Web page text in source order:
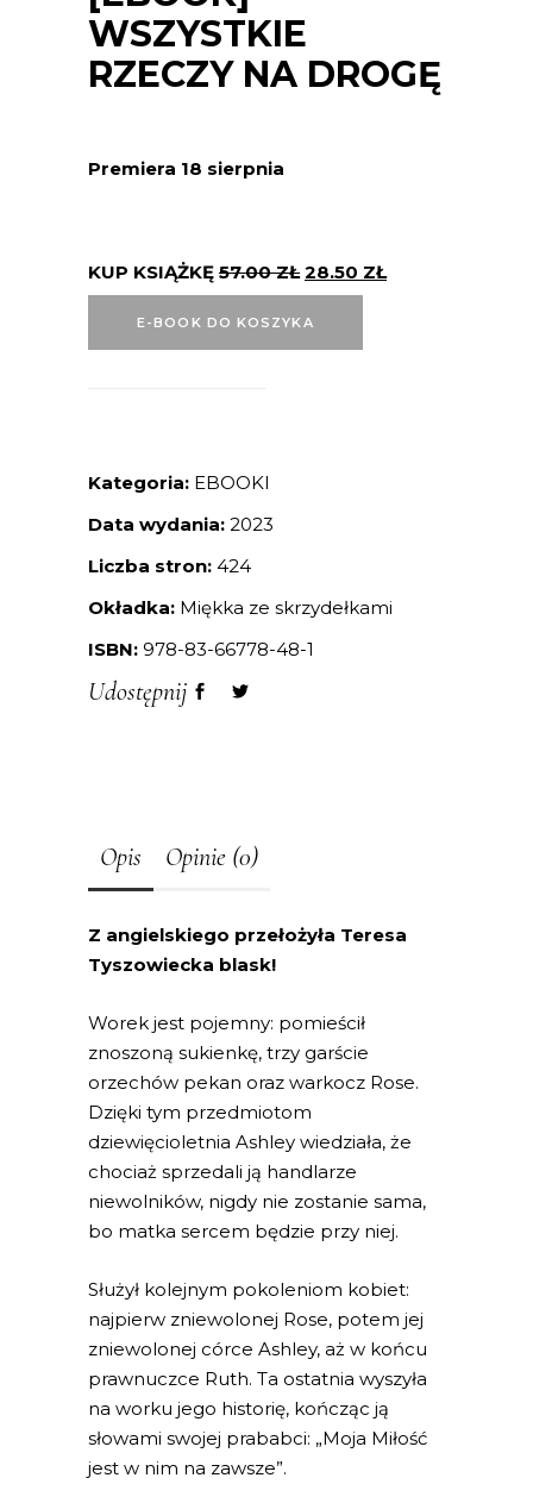
WSZYSTKIE
RZECZY NA DROGĘ
Premiera 18 sierpnia
KUP KSIĄŻKĘ 57.00ZŁ 28.50 ZŁ
E-BOOK DO KOSZYKA
Kategoria: EBOOKI
Data wydania: 2023
Liczba stron: 424
Okładka: Miękka ze skrzydełkami
ISBN: 978-83-66778-48-1
Udostępnij
Opis Opinie (0)
Z angielskiego przełożyła Teresa
Tyszowiecka blask!
Worek jest pojemny: pomieścił
znoszoną sukienkę, trzy garście
orzechów pekan oraz warkocz Rose.
Dzięki tym przedmiotom
dziewięcioletnia Ashley wiedziała, że
chociaż sprzedali ją handlarze
niewolników, nigdy nie zostanie sama,
bo matka sercem będzie przy niej.
Służył kolejnym pokoleniom kobiet:
najpierw zniewolonej Rose, potem jej
zniewolonej córce Ashley, aż w końcu
prawnuczce Ruth. Ta ostatnia wyszyła
na worku jego historię, kończąc ją
słowami swojej prababci: „Moja Miłość
jest w nim na zawsze”.